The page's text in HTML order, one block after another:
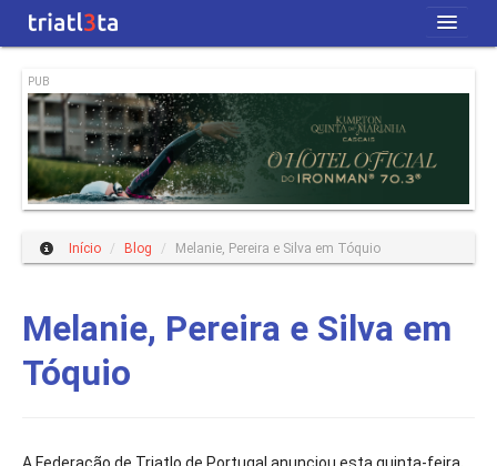
Revista
Blog
Quem Somos
PUB
Início / Blog / Melanie, Pereira e Silva em Tóquio
Melanie, Pereira e Silva em
Tóquio
A Federação de Triatlo de Portugal anunciou esta quinta-feira,